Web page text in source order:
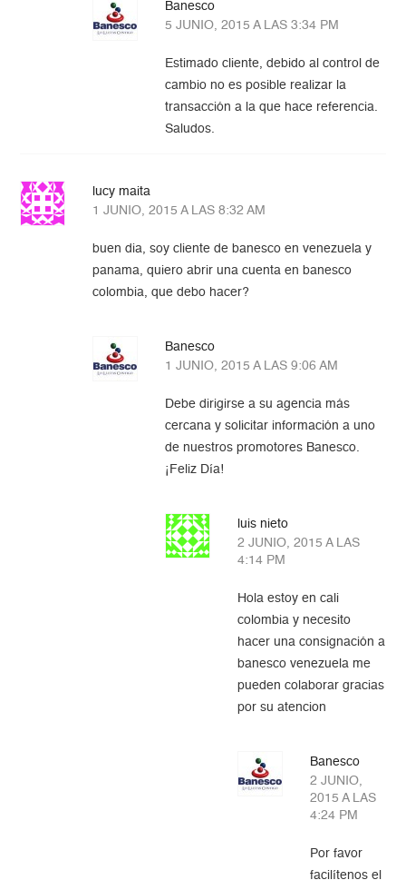
Banesco
5 JUNIO, 2015 A LAS 3:34 PM
Estimado cliente, debido al control de
cambio no es posible realizar la
transacción a la que hace referencia.
Saludos.
lucy maita
1 JUNIO, 2015 A LAS 8:32 AM
buen dia, soy cliente de banesco en venezuela y
panama, quiero abrir una cuenta en banesco
colombia, que debo hacer?
Banesco
1 JUNIO, 2015 A LAS 9:06 AM
Debe dirigirse a su agencia más
cercana y solicitar información a uno
de nuestros promotores Banesco.
¡Feliz Día!
luis nieto
2 JUNIO, 2015 A LAS
4:14 PM
Hola estoy en cali
colombia y necesito
hacer una consignación a
banesco venezuela me
pueden colaborar gracias
por su atencion
Banesco
2 JUNIO,
2015 A LAS
4:24 PM
Por favor
facilítenos el